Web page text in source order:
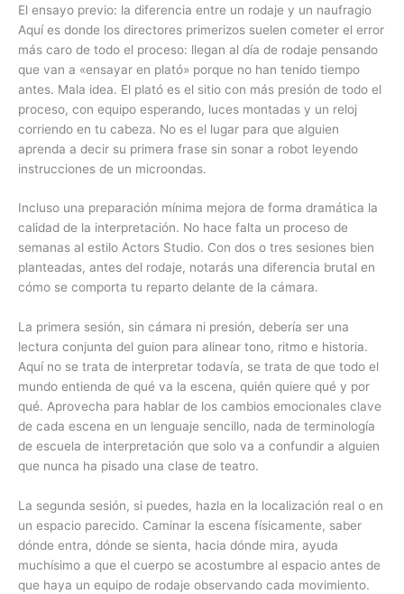
El ensayo previo: la diferencia entre un rodaje y un naufragio
Aquí es donde los directores primerizos suelen cometer el error
más caro de todo el proceso: llegan al día de rodaje pensando
que van a «ensayar en plató» porque no han tenido tiempo
antes. Mala idea. El plató es el sitio con más presión de todo el
proceso, con equipo esperando, luces montadas y un reloj
corriendo en tu cabeza. No es el lugar para que alguien
aprenda a decir su primera frase sin sonar a robot leyendo
instrucciones de un microondas.
Incluso una preparación mínima mejora de forma dramática la
calidad de la interpretación. No hace falta un proceso de
semanas al estilo Actors Studio. Con dos o tres sesiones bien
planteadas, antes del rodaje, notarás una diferencia brutal en
cómo se comporta tu reparto delante de la cámara.
La primera sesión, sin cámara ni presión, debería ser una
lectura conjunta del guion para alinear tono, ritmo e historia.
Aquí no se trata de interpretar todavía, se trata de que todo el
mundo entienda de qué va la escena, quién quiere qué y por
qué. Aprovecha para hablar de los cambios emocionales clave
de cada escena en un lenguaje sencillo, nada de terminología
de escuela de interpretación que solo va a confundir a alguien
que nunca ha pisado una clase de teatro.
La segunda sesión, si puedes, hazla en la localización real o en
un espacio parecido. Caminar la escena físicamente, saber
dónde entra, dónde se sienta, hacia dónde mira, ayuda
muchísimo a que el cuerpo se acostumbre al espacio antes de
que haya un equipo de rodaje observando cada movimiento.